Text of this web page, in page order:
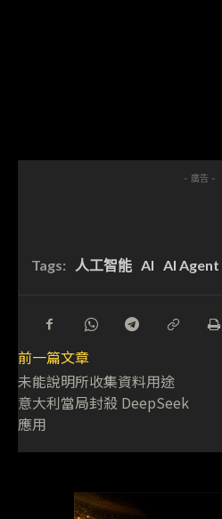
- 廣告 -
Tags: 人工智能 AI AI Agent
前一篇文章
未能說明所收集資料用途
意大利當局封殺 DeepSeek
應用